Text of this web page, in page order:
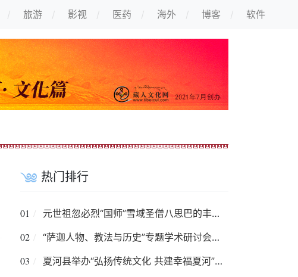
旅游 影视 医药 海外 博客 软件
热门排行
01 元世祖忽必烈“国师”雪域圣僧八思巴的丰功伟绩
02 “萨迦人物、教法与历史”专题学术研讨会举行
03 夏河县举办“弘扬传统文化 共建幸福夏河”藏文书法创作展览活动